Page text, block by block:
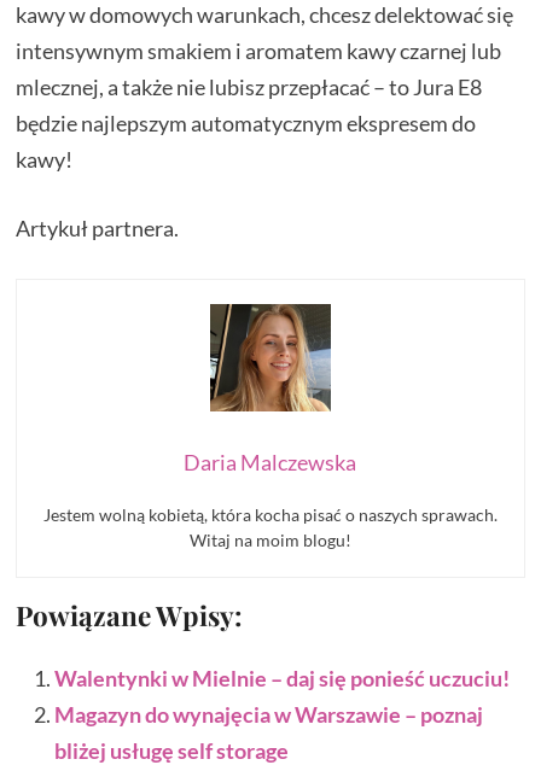
kawy w domowych warunkach, chcesz delektować się
intensywnym smakiem i aromatem kawy czarnej lub
mlecznej, a także nie lubisz przepłacać – to Jura E8
będzie najlepszym automatycznym ekspresem do
kawy!
Artykuł partnera.
Daria Malczewska
Jestem wolną kobietą, która kocha pisać o naszych sprawach.
Witaj na moim blogu!
Powiązane Wpisy:
Walentynki w Mielnie – daj się ponieść uczuciu!
Magazyn do wynajęcia w Warszawie – poznaj
bliżej usługę self storage